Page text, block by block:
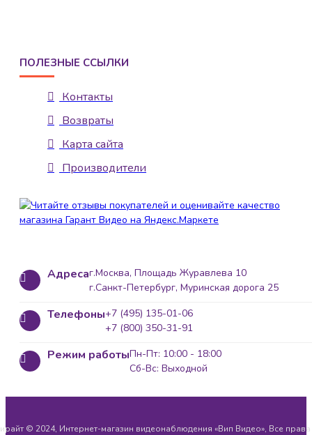
ПОЛЕЗНЫЕ ССЫЛКИ
Контакты
Возвраты
Карта сайта
Производители
Адресаг.Москва, Площадь Журавлева 10
г.Санкт-Петербург, Муринская дорога 25
Телефоны+7 (495) 135-01-06
+7 (800) 350-31-91
Режим работыПн-Пт: 10:00 - 18:00
Сб-Вс: Выходной
© 2024, Интернет-магазин видеонаблюдения «Вип Видео», Все